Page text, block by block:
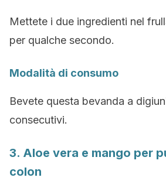
Mettete i due ingredienti nel
per qualche secondo.
Modalità di consumo
Bevete questa bevanda a
consecutivi.
3. Aloe vera e mango per
colon